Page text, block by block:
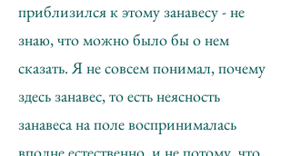
приблизился к этому занавесу - не
знаю, что можно было бы о нем
сказать. Я не совсем понимал, почему
здесь занавес, то есть неясность
занавеса на поле воспринималась